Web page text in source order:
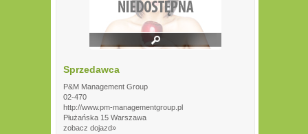
Sprzedawca
P&M Management Group
02-470
http://www.pm-managementgroup.pl
Płużańska 15 Warszawa
zobacz dojazd»